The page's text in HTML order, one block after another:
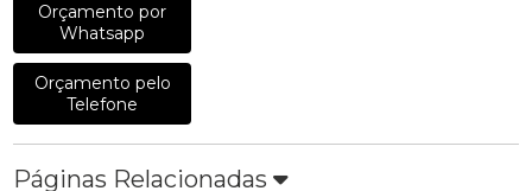
Orçamento por
Whatsapp
Orçamento pelo
Telefone
Páginas Relacionadas